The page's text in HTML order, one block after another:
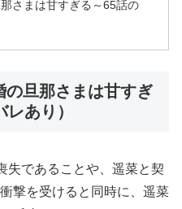
さまは甘すぎる～65話の
の旦那さまは甘すぎ
あり）
失であることや、遥菜と契
撃を受けると同時に、遥菜